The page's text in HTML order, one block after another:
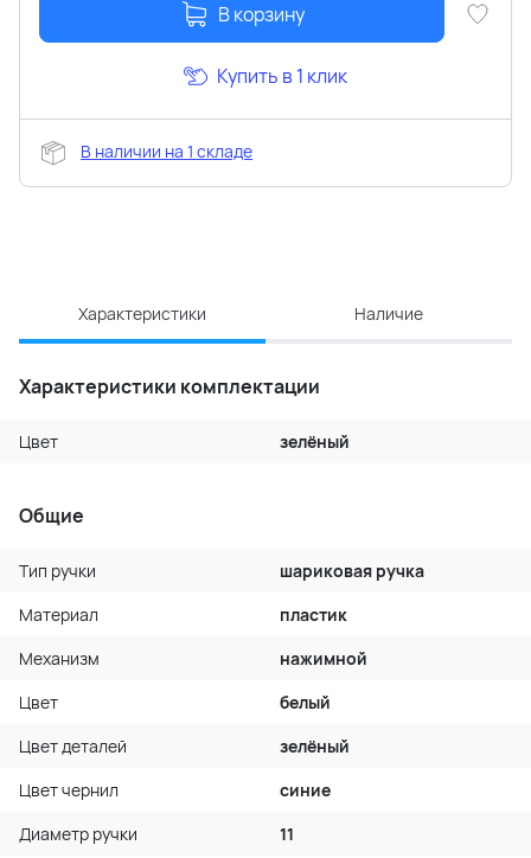
В корзину
Купить в 1 клик
В наличии на 1 складе
Характеристики Наличие
Характеристики комплектации
Цвет зелёный
Общие
Тип ручки
шариковая ручка
Материал
пластик
Механизм
нажимной
Цвет
белый
Цвет деталей
зелёный
Цвет чернил
синие
Диаметр ручки
11